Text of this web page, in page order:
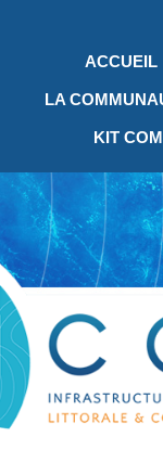
ACCUEIL
LA
KIT